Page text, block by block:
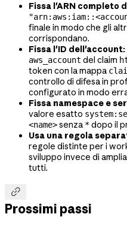
Fissa l'ARN completo
finale in modo che gli
corrispondano.
Fissa l'ID dell'account:
aws_account del claim
token con la mappa
controllo di difesa in
configurato in modo
Fissa namespace e
valore esatto
<name>senza *dopo il
Usa una regola
regole distinte per i
sviluppo invece di
tutti.

Prossimi passi